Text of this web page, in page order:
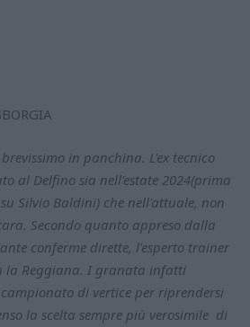
in panchina. L'ex tecnico
al Delfino sia nell'estate 2024(prima
Silvio Baldini) che nell'attuale, non
Secondo quanto appreso dalla
conferme dirette, l'esperto trainer
la Reggiana. I granata infatti
di vertice per riprendersi
la scelta sempre più verosimile di